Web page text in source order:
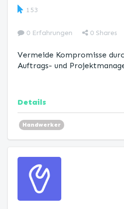
153
0 Erfahrungen 0 Shares
Vermeide Kompromisse
Auftrags- und
Details
Handwerker